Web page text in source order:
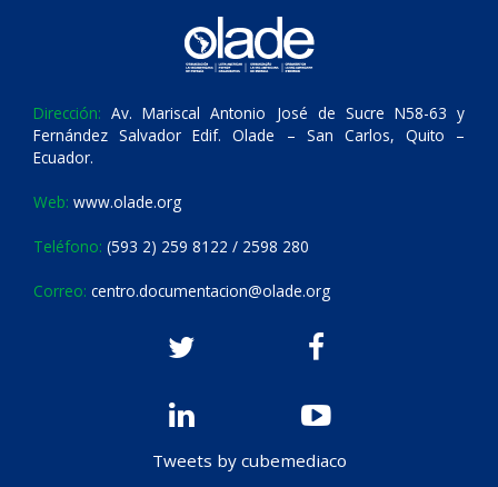
Dirección: Av. Mariscal Antonio José de Sucre N58-63 y
Fernández Salvador Edif. Olade – San Carlos, Quito –
Ecuador.
Web: www.olade.org
Teléfono: (593 2) 259 8122 / 2598 280
Correo: centro.documentacion@olade.org
Tweets by cubemediaco